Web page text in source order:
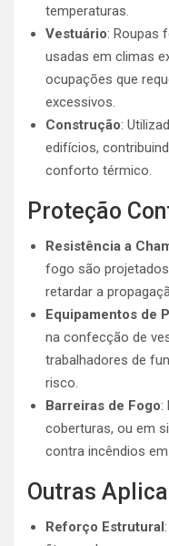
temperaturas.
Vestuário: Roupas
usadas em climas
ocupações que
excessivos.
Construção:
edifícios,
conforto térmico.
Proteção
Resistência a
fogo são
retardar a
Equipamentos de
na confecção de
trabalhadores de
risco.
Barreiras de Fogo:
coberturas, ou em
contra incêndios
Outras
Reforço Estrutural